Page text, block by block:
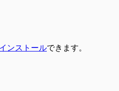
ンストールできます。